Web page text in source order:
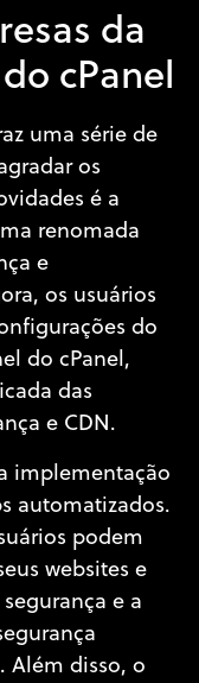
da
cPanel
uma série de
os
é a
renomada
e
os usuários
do
do cPanel,
das
e CDN.
implementação
automatizados.
podem
websites e
e a
Além disso, o